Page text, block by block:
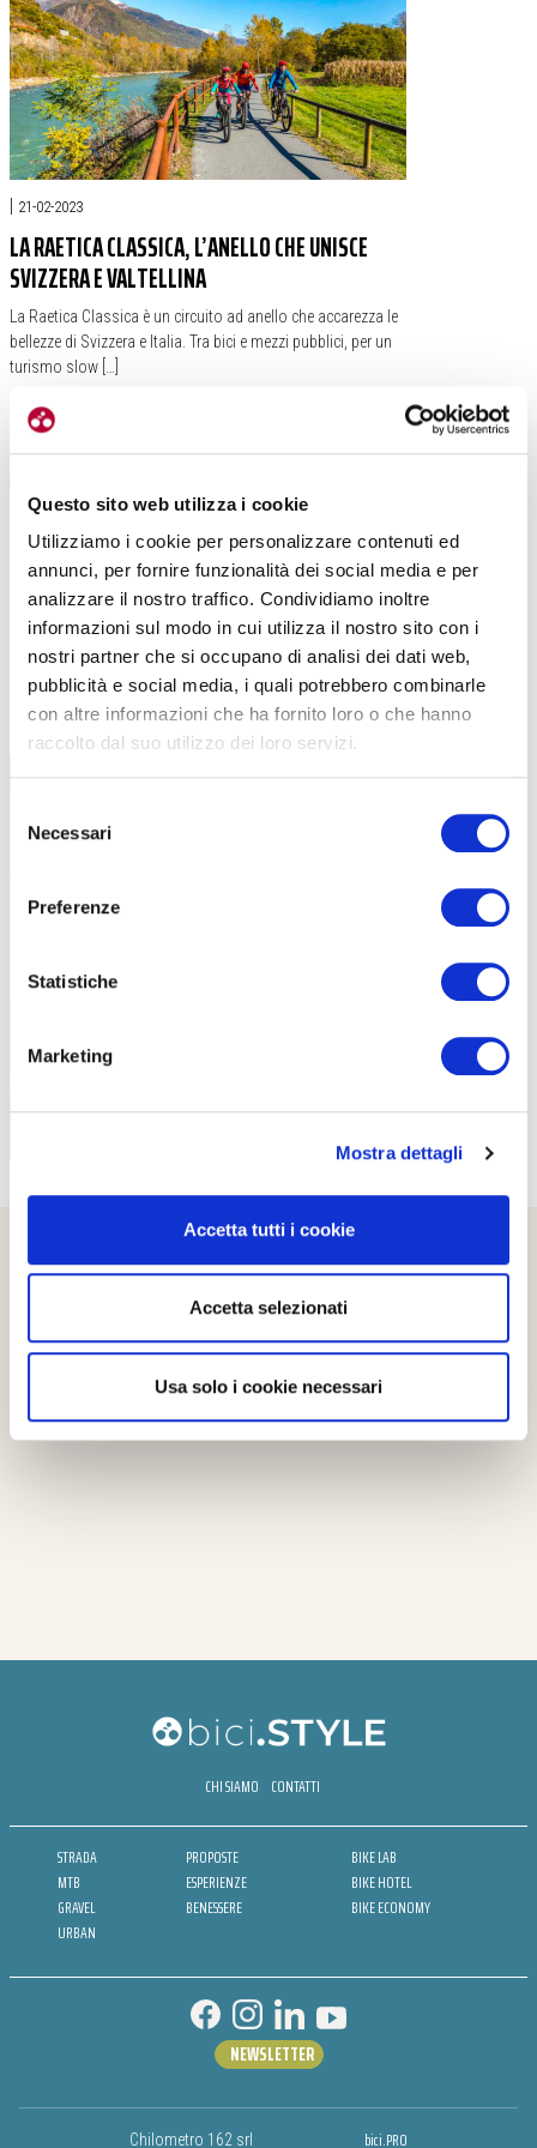
Questo sito web utilizza i cookie
Utilizziamo i cookie per personalizzare contenuti ed
annunci, per fornire funzionalità dei social media e per
analizzare il nostro traffico. Condividiamo inoltre
informazioni sul modo in cui utilizza il nostro sito con i
nostri partner che si occupano di analisi dei dati web,
pubblicità e social media, i quali potrebbero combinarle
con altre informazioni che ha fornito loro o che hanno
raccolto dal suo utilizzo dei loro servizi.
delNecessari
Preferenze
Statistiche
Marketing
Mostra dettagli
Accetta tutti i cookie
Accetta selezionati
Usa solo i cookie necessari
| 21-02-2023
LA RAETICA CLASSICA, L’ANELLO CHE UNISCE
SVIZZERA E VALTELLINA
La Raetica Classica è un circuito ad anello che accarezza le
bellezze di Svizzera e Italia. Tra bici e mezzi pubblici, per un
turismo slow […]
#VALTELLINA
#SVIZZERA
TUTTE LE CATEGORIE DEL MAGAZINE
CHI SIAMO CONTATTI
STRADA
MTB
GRAVEL
URBAN
PROPOSTE
ESPERIENZE
BENESSERE
BIKE LAB
BIKE HOTEL
BIKE ECONOMY
Chilometro 162 srl bici.PRO
NEWSLETTER